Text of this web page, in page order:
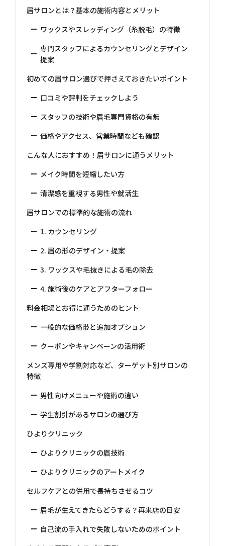
眉サロンとは？基本の施術内容とメリット
ワックスやスレッディング（糸脱毛）の特徴
専門スタッフによるカウンセリングとデザイン
提案
初めての眉サロン選びで押さえておきたいポイント
口コミや評判をチェックしよう
スタッフの技術や眉毛専門資格の有無
価格やアクセス、営業時間なども確認
こんな人におすすめ！眉サロンに通うメリット
メイク時間を短縮したい方
清潔感を重視する男性や就活生
眉サロンでの標準的な施術の流れ
1. カウンセリング
2. 眉の形のデザイン・提案
3. ワックスや毛抜きによる毛の除去
4. 施術後のケアとアフターフォロー
料金相場とお得に通うためのヒント
一般的な価格帯と追加オプション
クーポンやキャンペーンの活用術
メンズ専用や学割対応など、ターゲット別サロンの
特徴
男性向けメニューや施術の違い
学生割引があるサロンの選び方
ひよりクリニック
ひよりクリニックの眉技術
ひよりクリニックのアートメイク
セルフケアとの併用で長持ちさせるコツ
眉毛が生えてきたらどうする？再来店の目安
自己流の手入れで失敗しないためのポイント